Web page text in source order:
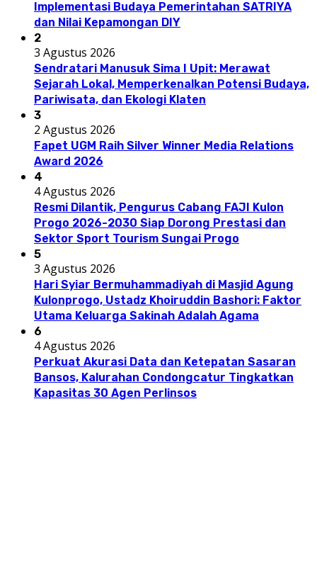
Implementasi Budaya Pemerintahan SATRIYA
dan Nilai Kepamongan DIY
2
3 Agustus 2026
Sendratari Manusuk Sima I Upit: Merawat
Sejarah Lokal, Memperkenalkan Potensi Budaya,
Pariwisata, dan Ekologi Klaten
3
2 Agustus 2026
Fapet UGM Raih Silver Winner Media Relations
Award 2026
4
4 Agustus 2026
Resmi Dilantik, Pengurus Cabang FAJI Kulon
Progo 2026-2030 Siap Dorong Prestasi dan
Sektor Sport Tourism Sungai Progo
5
3 Agustus 2026
Hari Syiar Bermuhammadiyah di Masjid Agung
Kulonprogo, Ustadz Khoiruddin Bashori: Faktor
Utama Keluarga Sakinah Adalah Agama
6
4 Agustus 2026
Perkuat Akurasi Data dan Ketepatan Sasaran
Bansos, Kalurahan Condongcatur Tingkatkan
Kapasitas 30 Agen Perlinsos